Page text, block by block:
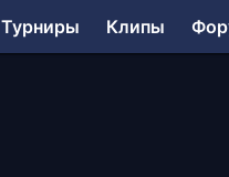
Турниры Клипы